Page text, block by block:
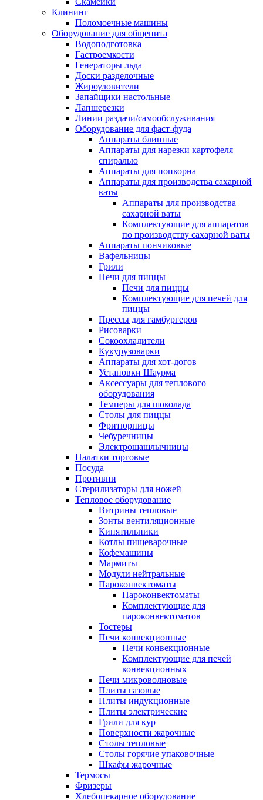
Клининг
Поломоечные машины
Оборудование для общепита
Водоподготовка
Гастроемкости
Генераторы льда
Доски разделочные
Жироуловители
Запайщики настольные
Лапшерезки
Линии раздачи/самообслуживания
Оборудование для фаст-фуда
Аппараты блинные
Аппараты для нарезки картофеля
спиралью
Аппараты для попкорна
Аппараты для производства сахарной
ваты
Аппараты для производства
сахарной ваты
Комплектующие для аппаратов
по производству сахарной ваты
Аппараты пончиковые
Вафельницы
Грили
Печи для пиццы
Печи для пиццы
Комплектующие для печей для
пиццы
Прессы для гамбургеров
Рисоварки
Сокоохладители
Кукурузоварки
Аппараты для хот-догов
Установки Шаурма
Аксессуары для теплового
оборудования
Темперы для шоколада
Столы для пиццы
Фритюрницы
Чебуречницы
Электрошашлычницы
Палатки торговые
Посуда
Противни
Стерилизаторы для ножей
Тепловое оборудование
Витрины тепловые
Зонты вентиляционные
Кипятильники
Котлы пищеварочные
Кофемашины
Мармиты
Модули нейтральные
Пароконвектоматы
Пароконвектоматы
Комплектующие для
пароконвектоматов
Тостеры
Печи конвекционные
Печи конвекционные
Комплектующие для печей
конвекционных
Печи микроволновые
Плиты газовые
Плиты индукционные
Плиты электрические
Грили для кур
Поверхности жарочные
Столы тепловые
Столы горячие упаковочные
Шкафы жарочные
Термосы
Фризеры
Хлебопекарное оборудование